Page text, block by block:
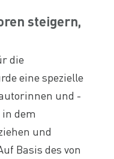
steigern,
die
eine spezielle
und -
dem
und
Basis des von